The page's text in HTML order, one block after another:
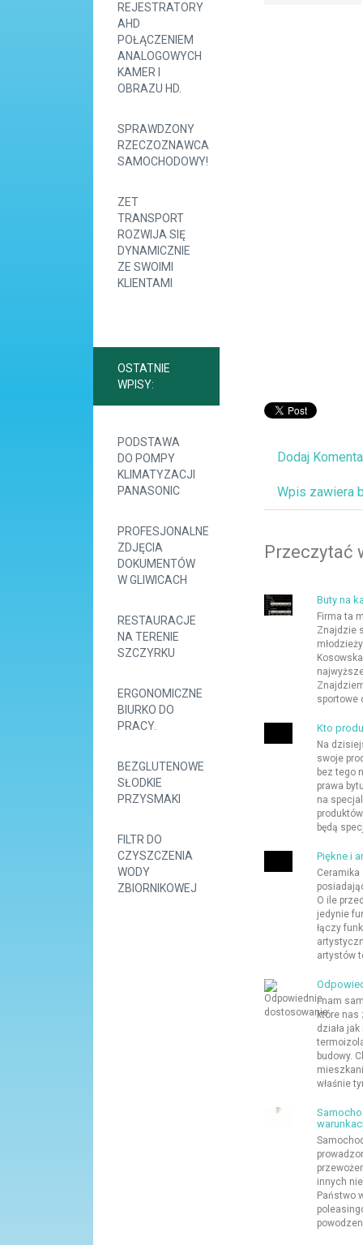
REJESTRATORY
AHD
POŁĄCZENIEM
ANALOGOWYCH
KAMER I
OBRAZU HD.
SPRAWDZONY
RZECZOZNAWCA
SAMOCHODOWY!
ZET
TRANSPORT
ROZWIJA SIĘ
DYNAMICZNIE
ZE SWOIMI
KLIENTAMI
OSTATNIE
WPISY:
PODSTAWA
DO POMPY
KLIMATYZACJI
PANASONIC
PROFESJONALNE
ZDJĘCIA
DOKUMENTÓW
W GLIWICACH
RESTAURACJE
NA TERENIE
SZCZYRKU
ERGONOMICZNE
BIURKO DO
PRACY.
BEZGLUTENOWE
SŁODKIE
PRZYSMAKI
FILTR DO
CZYSZCZENIA
WODY
ZBIORNIKOWEJ
Dodaj
Wpis zawiera
Przeczytać
Buty na
Firma ta
Znajdzie
sportowe
Kto
Na
swoje
bez tego
prawa
na
będą
Piękne i
O ile
jedynie
łączy
artystów
I nam
które nas
działa
budowy.
właśnie
innych
Państwo